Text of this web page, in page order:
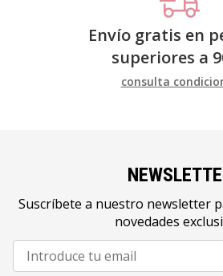
Envío gratis en
superiores a
consulta
Suscríbete a nuestro newsletter
novedades